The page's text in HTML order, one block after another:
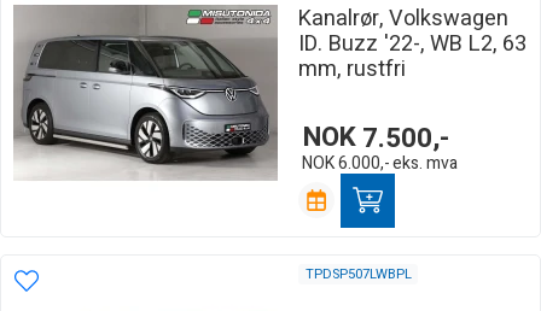
Kanalrør, Volkswagen
ID. Buzz '22-, WB L2, 63
mm, rustfri
NOK7.500,-
NOK6.000,-eks. mva
TPDSP507LWBPL